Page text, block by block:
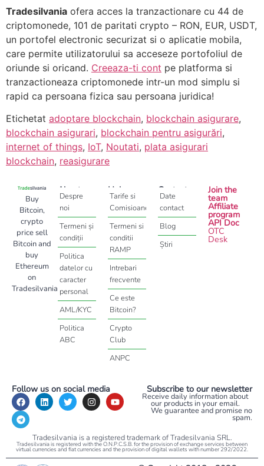
Tradesilvania ofera acces la tranzactionare cu 44 de
criptomonede, 101 de paritati crypto – RON, EUR, USDT,
un portofel electronic securizat si o aplicatie mobila,
care permite utilizatorului sa acceseze portofoliul de
oriunde si oricand. Creeaza-ti cont pe platforma si
tranzactioneaza criptomonede intr-un mod simplu si
rapid ca persoana fizica sau persoana juridica!
Etichetat adoptare blockchain, blockchain asigurare,
blockchain asigurari, blockchain pentru asigurări,
internet of things, IoT, Noutati, plata asigurari
blockchain, reasigurare
Buy
Bitcoin,
crypto
price sell
Bitcoin and
buy
Ethereum
on
Tradesilvania
About
Despre
noi
Termeni și
condiții
Politica
datelor cu
caracter
personal
AML/KYC
Politica
ABC
Help
Tarife si
Comisioane
Termeni si
conditii
RAMP
Intrebari
frecvente
Ce este
Bitcoin?
Crypto
Club
ANPC
Contact
Date
contact
Blog
Știri
Join the
team
Affiliate
program
API Doc
OTC
Desk
Follow us on social media Subscribe to our newsletter
Receive daily information about
our products in your email.
We guarantee and promise no
spam.
Tradesilvania is a registered trademark of Tradesilvania SRL.
Tradesilvania is registered with the O.N.P.C.S.B. for the provision of exchange services between
virtual currencies and fiat currencies and the provision of digital wallets with number 292/2022.